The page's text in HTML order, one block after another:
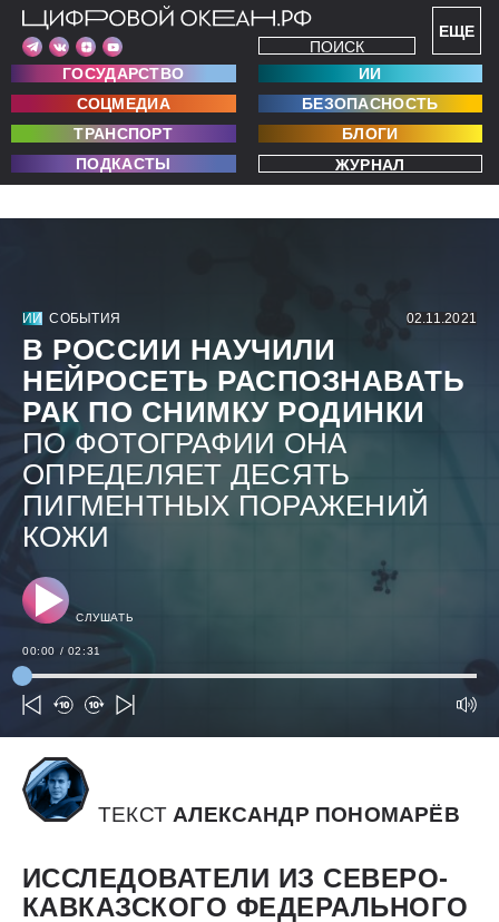
ЕЩЕ
ПОИСК
ГОСУДАРСТВО
ИИ
СОЦМЕДИА
БЕЗОПАСНОСТЬ
ТРАНСПОРТ
БЛОГИ
ПОДКАСТЫ
ЖУРНАЛ
ИИ СОБЫТИЯ 02.11.2021
В РОССИИ НАУЧИЛИ
НЕЙРОСЕТЬ РАСПОЗНАВАТЬ
РАК ПО СНИМКУ РОДИНКИ
ПО ФОТОГРАФИИ ОНА
ОПРЕДЕЛЯЕТ ДЕСЯТЬ
ПИГМЕНТНЫХ ПОРАЖЕНИЙ
КОЖИ
СЛУШАТЬ
00:00 / 02:31
ТЕКСТ АЛЕКСАНДР ПОНОМАРЁВ
ИССЛЕДОВАТЕЛИ ИЗ СЕВЕРО-
КАВКАЗСКОГО ФЕДЕРАЛЬНОГО